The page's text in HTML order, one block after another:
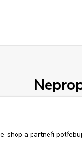
shop a partneři